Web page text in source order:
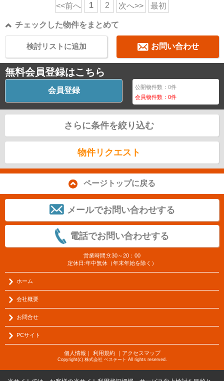
<<前へ 1 2 次へ>> 最初
チェックした物件をまとめて
お問い合わせ
検討リストに追加
無料会員登録はこちら
会員登録 公開物件数：0件
会員物件数：0件
さらに条件を絞り込む
物件リクエスト
ページトップに戻る
メールでお問い合わせする
電話でお問い合わせする
営業時間:9:30～20：00
定休日:年中無休（年末年始を除く）
ホーム
会社概要
お問合せ
PCサイト
個人情報 ｜ 利用規約｜ アクセスマップ
Copyright(c) 株式会社 ベステート All rights reserved.